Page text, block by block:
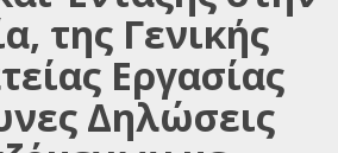
της Γενικής
Εργασίας
Δηλώσεις